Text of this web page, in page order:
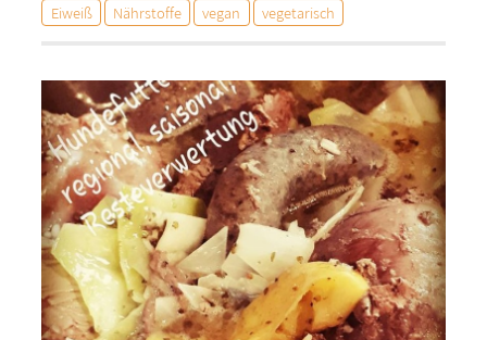
Eiweiß
Nährstoffe vegan vegetarisch